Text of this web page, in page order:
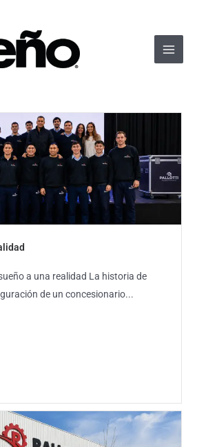
a una realidad La historia de
de un concesionario...